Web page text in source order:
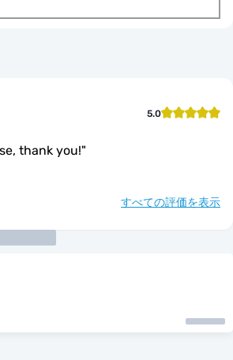
5.0
thank you!"
すべての評価を表示